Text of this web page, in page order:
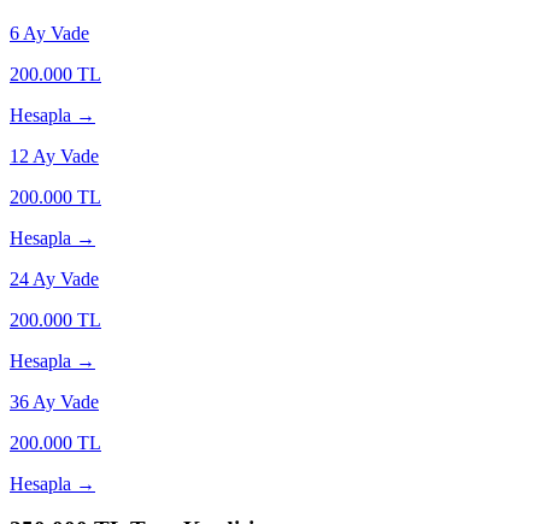
6 Ay Vade
200.000 TL
Hesapla →
12 Ay Vade
200.000 TL
Hesapla →
24 Ay Vade
200.000 TL
Hesapla →
36 Ay Vade
200.000 TL
Hesapla →